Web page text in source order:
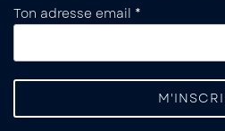
Ton adresse email *